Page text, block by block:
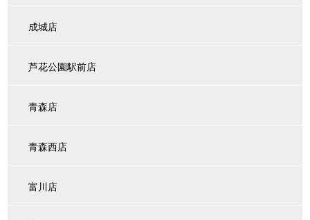
成城店
芦花公園駅前店
青森店
青森西店
富川店